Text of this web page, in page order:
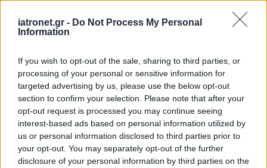
iatronet.gr - Do Not Process My Personal
Information
If you wish to opt-out of the sale, sharing to third parties, or
processing of your personal or sensitive information for
targeted advertising by us, please use the below opt-out
section to confirm your selection. Please note that after your
opt-out request is processed you may continue seeing
interest-based ads based on personal information utilized by
us or personal information disclosed to third parties prior to
your opt-out. You may separately opt-out of the further
disclosure of your personal information by third parties on the
Καθηγητής Δημόπουλος
- Πολλαπλό μυέλωμα:
νόσου
Θετικά στοιχεία από
δοκιμή τελικού σταδίου
για φάρμακο κατά του
καρκίνου στο αίμα